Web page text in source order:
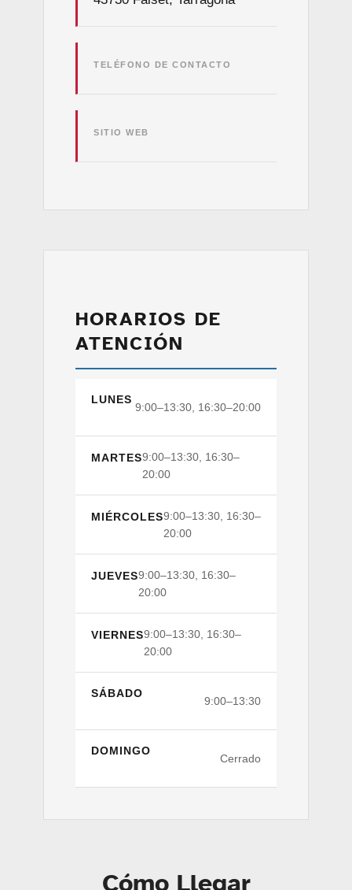
TELÉFONO DE CONTACTO
SITIO WEB
HORARIOS DE
ATENCIÓN
LUNES
9:00–13:30, 16:30–20:00
MARTES9:00–13:30, 16:30–
20:00
MIÉRCOLES9:00–13:30, 16:30–
20:00
JUEVES9:00–13:30, 16:30–
20:00
VIERNES9:00–13:30, 16:30–
20:00
SÁBADO
9:00–13:30
DOMINGO
Cerrado
Cómo Llegar